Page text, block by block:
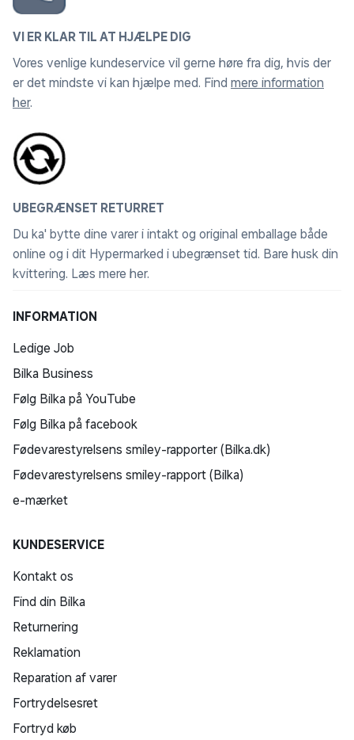
VI ER KLAR TIL AT HJÆLPE DIG
Vores venlige kundeservice vil gerne høre fra dig, hvis der
er det mindste vi kan hjælpe med. Find mere information
her.
UBEGRÆNSET RETURRET
Du ka' bytte dine varer i intakt og original emballage både
online og i dit Hypermarked i ubegrænset tid. Bare husk din
kvittering. Læs mere her.
INFORMATION
Ledige Job
Bilka Business
Følg Bilka på YouTube
Følg Bilka på facebook
Fødevarestyrelsens smiley-rapporter (Bilka.dk)
Fødevarestyrelsens smiley-rapport (Bilka)
e-mærket
KUNDESERVICE
Kontakt os
Find din Bilka
Returnering
Reklamation
Reparation af varer
Fortrydelsesret
Fortryd køb